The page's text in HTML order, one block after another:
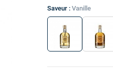
Saveur :Vanille